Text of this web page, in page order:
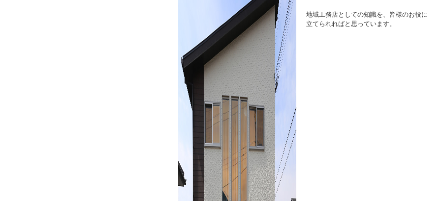
地域工務店としての知識を、皆様のお役に
立てられればと思っています。